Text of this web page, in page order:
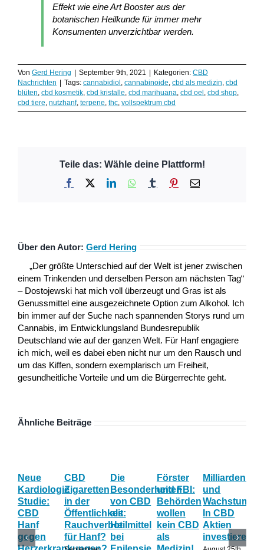
Effekt wie eine Art Booster aus der
botanischen Heilkunde für immer mehr
Konsumenten unverzichtbar werden.
Von Gerd Hering | September 9th, 2021 | Kategorien: CBD
Nachrichten | Tags: cannabidiol, cannabinoide, cbd als medizin, cbd
blüten, cbd kosmetik, cbd kristalle, cbd marihuana, cbd oel, cbd shop,
cbd tiere, nutzhanf, terpene, thc, vollspektrum cbd
Teile das: Wähle deine Plattform!
Facebook LinkedInWhatsApp
Tumblr Pinterest
E-
Über den Autor: Gerd Hering
„Der größte Unterschied auf der Welt ist jener zwischen
einem Trinkenden und derselben Person am nächsten Tag“
– Dostojewski hat mich voll überzeugt und Gras ist als
Genussmittel eine ausgezeichnete Option zum Alkohol. Ich
bin immer auf der Suche nach spannenden Storys rund um
Cannabis, im Entwicklungsland Bundesrepublik
Deutschland wie auf der ganzen Welt. Für Hanf engagiere
ich mich, weil es dabei eben nicht nur um den Rausch und
um das Kiffen, sondern exemplarisch um Freiheit,
gesundheitliche Vorteile und um die Bürgerrechte geht.
Ähnliche Beiträge
Neue
Kardiologie
Studie:
CBD
Hanf
gegen
CBD
Zigaretten
in der
Öffentlichkeit:
Rauchverbot
für Hanf?
Die
Besonderheiten
von CBD
als
Heilmittel
bei
Förster
und FBI:
Behörden
wollen
kein CBD
als
und
Wachstum:
In CBD
Aktien
investieren?